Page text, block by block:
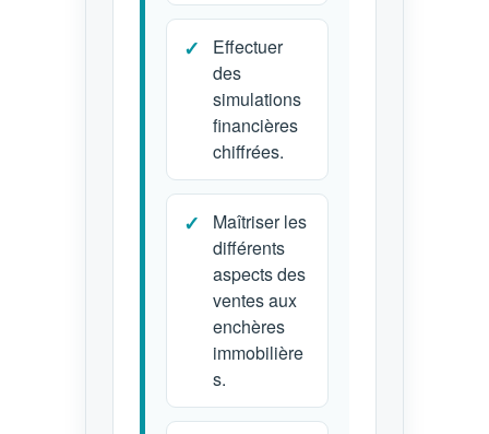
Effectuer
des
simulations
financières
chiffrées.
Maîtriser les
différents
aspects des
ventes aux
enchères
immobilière
s.